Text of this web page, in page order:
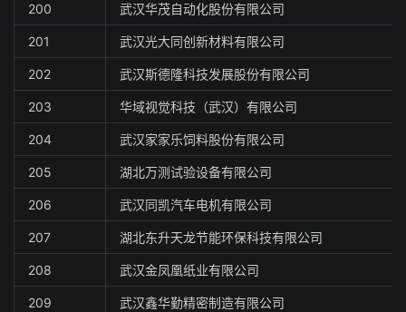
200 武汉华茂自动化股份有限公司
201 武汉光大同创新材料有限公司
202 武汉斯德隆科技发展股份有限公司
203 华域视觉科技（武汉）有限公司
204 武汉家家乐饲料股份有限公司
205 湖北万测试验设备有限公司
206 武汉同凯汽车电机有限公司
207 湖北东升天龙节能环保科技有限公司
208 武汉金凤凰纸业有限公司
209 武汉鑫华勤精密制造有限公司